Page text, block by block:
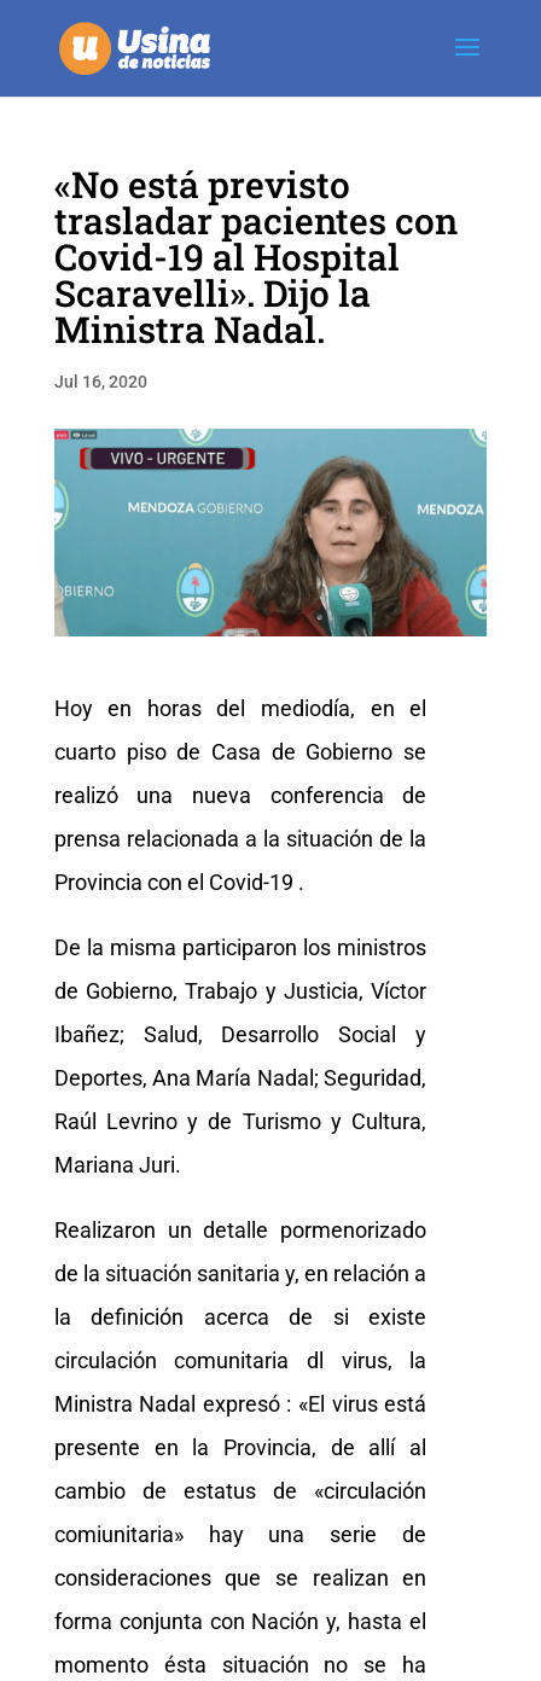
«No está previsto
trasladar pacientes con
Covid-19 al Hospital
Scaravelli». Dijo la
Ministra Nadal.
Jul 16, 2020
Hoy en horas del mediodía, en el
cuarto piso de Casa de Gobierno se
realizó una nueva conferencia de
prensa relacionada a la situación de la
Provincia con el Covid-19 .
De la misma participaron los ministros
de Gobierno, Trabajo y Justicia, Víctor
Ibañez; Salud, Desarrollo Social y
Deportes, Ana María Nadal; Seguridad,
Raúl Levrino y de Turismo y Cultura,
Mariana Juri.
Realizaron un detalle pormenorizado
de la situación sanitaria y, en relación a
la definición acerca de si existe
circulación comunitaria dl virus, la
Ministra Nadal expresó : «El virus está
presente en la Provincia, de allí al
cambio de estatus de «circulación
comiunitaria» hay una serie de
consideraciones que se realizan en
forma conjunta con Nación y, hasta el
momento ésta situación no se ha